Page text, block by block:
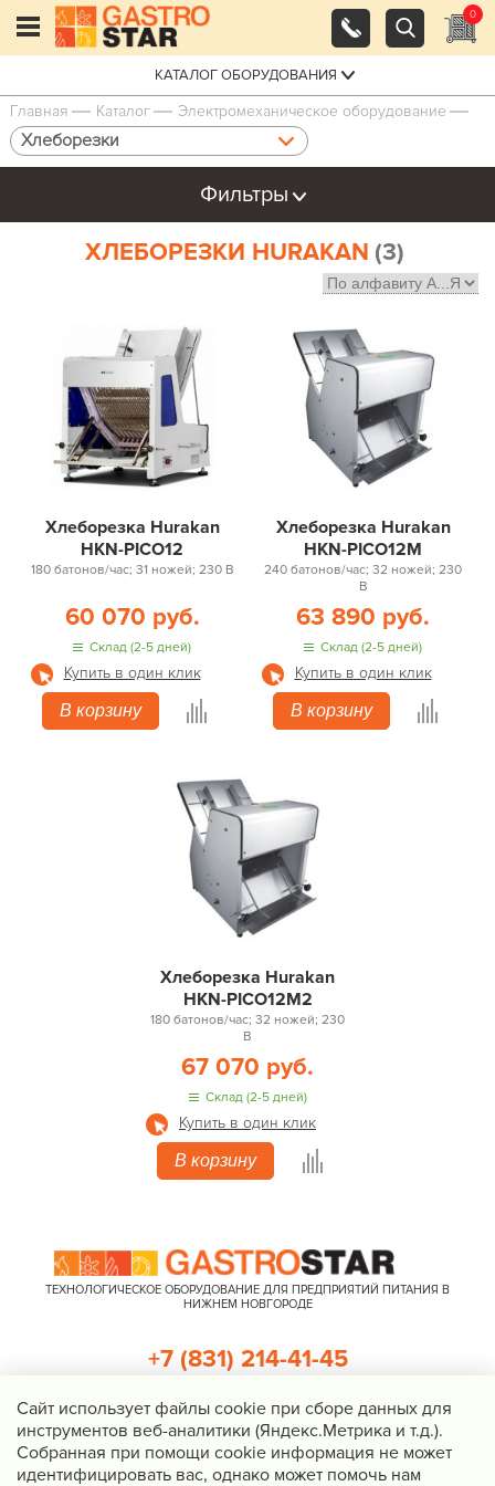
0
КАТАЛОГ ОБОРУДОВАНИЯ
Главная Каталог Электро­механическое оборудование
Хлеборезки
Фильтры
ХЛЕБОРЕЗКИ HURAKAN (3)
Хлеборезка Hurakan
HKN-PICO12
180 батонов/час; 31 ножей; 230 В
60 070 руб.
Склад (2-5 дней)
Купить в один клик
В корзину
Хлеборезка Hurakan
HKN-PICO12M
240 батонов/час; 32 ножей; 230
В
63 890 руб.
Склад (2-5 дней)
Купить в один клик
В корзину
Хлеборезка Hurakan
HKN-PICO12M2
180 батонов/час; 32 ножей; 230
В
67 070 руб.
Склад (2-5 дней)
Купить в один клик
В корзину
ТЕХНОЛОГИЧЕСКОЕ ОБОРУДОВАНИЕ ДЛЯ ПРЕДПРИЯТИЙ ПИТАНИЯ В
НИЖНЕМ НОВГОРОДЕ
+7 (831) 214-41-45
Перезвоните мне
Cайт использует файлы cookie при сборе данных для
инструментов веб-аналитики (Яндекс.Метрика и т.д.).
Собранная при помощи cookie информация не может
идентифицировать вас, однако может помочь нам